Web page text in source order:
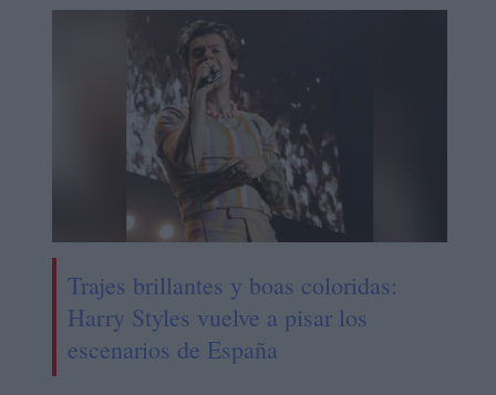
Trajes brillantes y boas coloridas:
Harry Styles vuelve a pisar los
escenarios de España